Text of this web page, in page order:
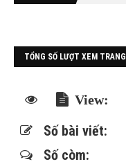
TỔNG SỐ LƯỢT XEM TRANG
Số bài viết:
Số còm: